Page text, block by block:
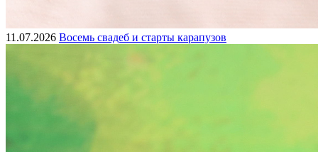
11.07.2026 Восемь свадеб и старты карапузов